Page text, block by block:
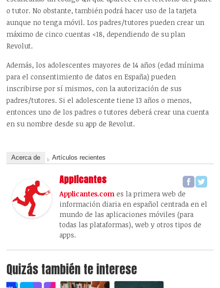
o tutor. No obstante, también podrá hacer uso de la tarjeta
aunque no tenga móvil. Los padres/tutores pueden crear un
máximo de cinco cuentas <18, dependiendo de su plan
Revolut.
Además, los adolescentes mayores de 14 años (edad mínima
para el consentimiento de datos en España) pueden
inscribirse por sí mismos, con la autorización de sus
padres/tutores. Si el adolescente tiene 13 años o menos,
entonces uno de los padres o tutores deberá crear una cuenta
en su nombre desde su app de Revolut.
Acerca de Artículos recientes
Applicantes
Applicantes.com es la primera web de
información diaria en español centrada en el
mundo de las aplicaciones móviles (para
todas las plataformas), web y otros tipos de
apps.
Quizás también te interese